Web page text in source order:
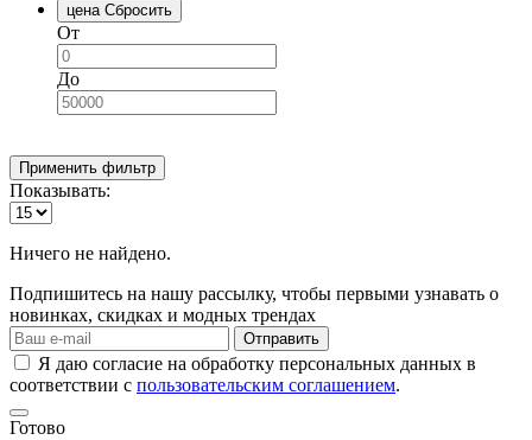
цена Сбросить
От
До
Применить фильтр
Показывать:
Ничего не найдено.
Подпишитесь на нашу рассылку, чтобы первыми узнавать о
новинках, скидках и модных трендах
Отправить
Я даю согласие на обработку персональных данных в
соответствии с пользовательским соглашением.
Готово